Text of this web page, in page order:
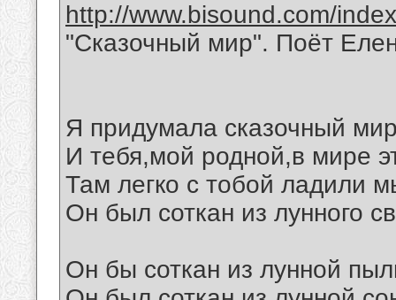
http://www.bisound.com/
"Сказочный мир". Поёт
Я придумала сказочный
И тебя,мой родной,в мире
Там легко с тобой ладили
Он был соткан из лунного
Он бы соткан из лунной